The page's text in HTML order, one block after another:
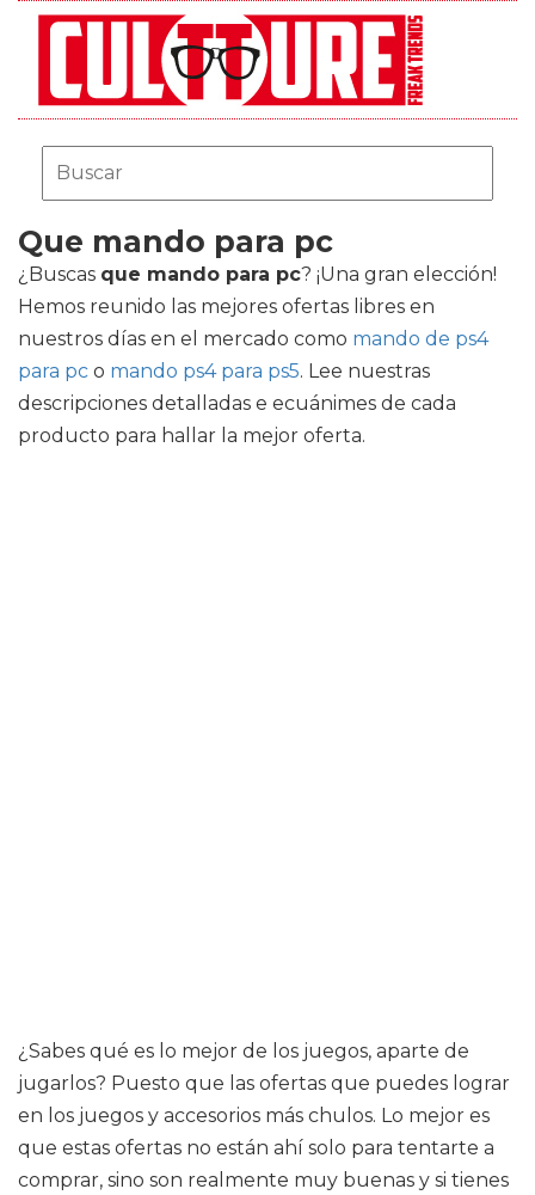
Que mando para pc
¿Buscas que mando para pc? ¡Una gran elección!
Hemos reunido las mejores ofertas libres en
nuestros días en el mercado como mando de ps4
para pc o mando ps4 para ps5. Lee nuestras
descripciones detalladas e ecuánimes de cada
producto para hallar la mejor oferta.
¿Sabes qué es lo mejor de los juegos, aparte de
jugarlos? Puesto que las ofertas que puedes lograr
en los juegos y accesorios más chulos. Lo mejor es
que estas ofertas no están ahí solo para tentarte a
comprar, sino son realmente muy buenas y si tienes